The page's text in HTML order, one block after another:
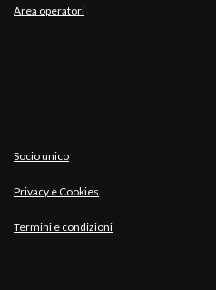
Area operatori
Socio unico
Privacy e Cookies
Termini e condizioni